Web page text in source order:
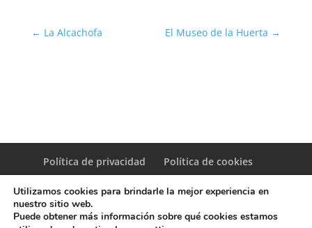
← La Alcachofa El Museo de la Huerta →
Política de privacidad Política de cookies
Utilizamos cookies para brindarle la mejor experiencia en
nuestro sitio web.
Puede obtener más información sobre qué cookies estamos